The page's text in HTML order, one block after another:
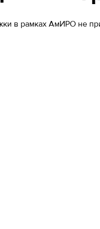
в рамках АмИРО не